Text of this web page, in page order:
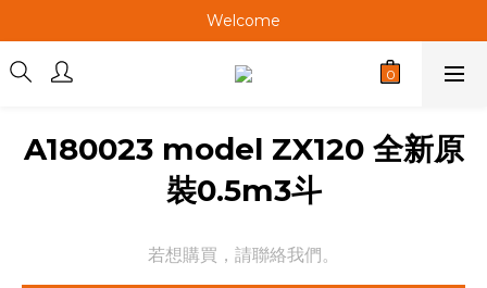
Welcome
Welcome
Welcome
A180023 model ZX120 全新原
裝0.5m3斗
若想購買，請聯絡我們。